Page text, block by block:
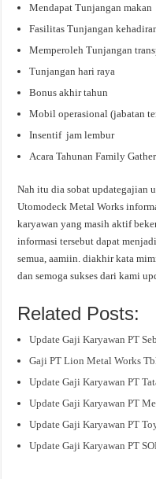
Mendapat Tunjangan makan
Fasilitas Tunjangan
Memperoleh Tunjangan
Tunjangan hari raya
Bonus akhir tahun
Mobil operasional (jabatan
Insentif jam lembur
Acara Tahunan Family
Nah itu dia sobat updategajian
Utomodeck Metal Works
karyawan yang masih aktif
informasi tersebut dapat
semua, aamiin. diakhir kata
dan semoga sukses dari kami
Related Posts:
Update Gaji Karyawan PT
Gaji PT Lion Metal Works
Update Gaji Karyawan PT
Update Gaji Karyawan PT
Update Gaji Karyawan PT
Update Gaji Karyawan PT